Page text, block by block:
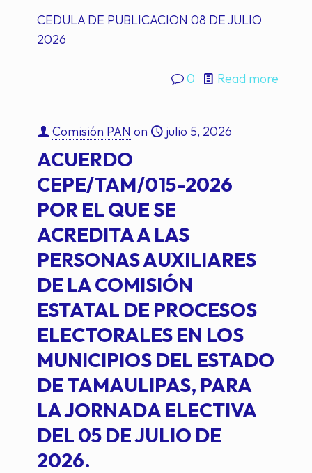
CEDULA DE PUBLICACION 08 DE JULIO
2026
0 Read more
Comisión PAN on julio 5, 2026
ACUERDO
CEPE/TAM/015-2026
POR EL QUE SE
ACREDITA A LAS
PERSONAS AUXILIARES
DE LA COMISIÓN
ESTATAL DE PROCESOS
ELECTORALES EN LOS
MUNICIPIOS DEL ESTADO
DE TAMAULIPAS, PARA
LA JORNADA ELECTIVA
DEL 05 DE JULIO DE
2026.